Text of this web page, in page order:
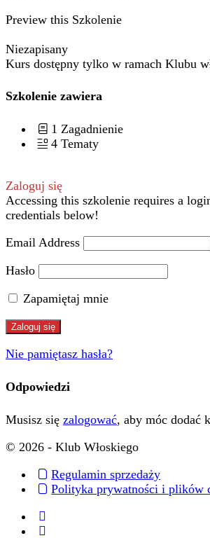
Preview this Szkolenie
Niezapisany
Kurs dostępny tylko w ramach Klubu
Szkolenie zawiera
1 Zagadnienie
4 Tematy
Zaloguj się
Accessing this szkolenie requires a
credentials below!
Email Address
Hasło
Zapamiętaj mnie
Nie pamiętasz hasła?
Odpowiedzi
Musisz się zalogować, aby móc dodać
© 2026 - Klub Włoskiego
Regulamin sprzedaży
Polityka prywatności i plików